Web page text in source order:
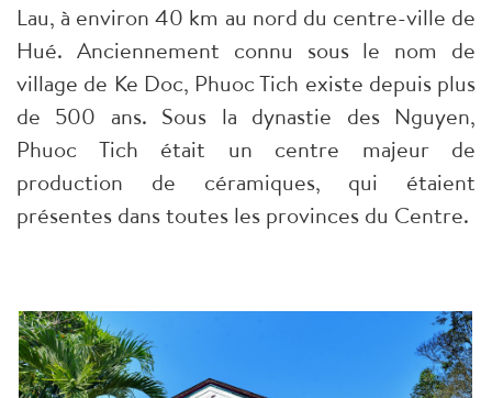
Lau, à environ 40 km au nord du centre-ville de
Hué. Anciennement connu sous le nom de
village de Ke Doc, Phuoc Tich existe depuis plus
de 500 ans. Sous la dynastie des Nguyen,
Phuoc Tich était un centre majeur de
production de céramiques, qui étaient
présentes dans toutes les provinces du Centre.